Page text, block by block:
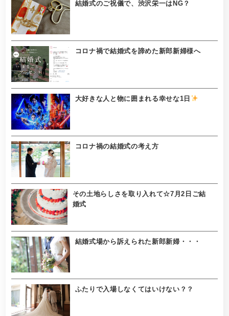
結婚式のご祝儀で、渋沢栄一はNG？
コロナ禍で結婚式を諦めた新郎新婦様へ
大好きな人と物に囲まれる幸せな1日
コロナ禍の結婚式の考え方
その土地らしさを取り入れて☆7月2日ご結
婚式
結婚式場から訴えられた新郎新婦・・・
ふたりで入場しなくてはいけない？？